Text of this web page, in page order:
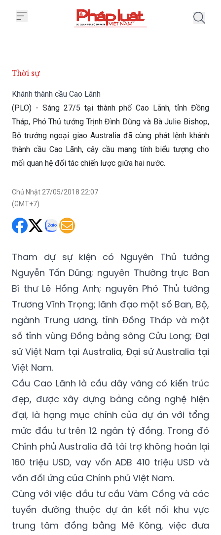
Thời sự
Khánh thành cầu Cao Lãnh
(PLO) - Sáng 27/5 tại thành phố Cao Lãnh, tỉnh Đồng
Tháp, Phó Thủ tướng Trịnh Đình Dũng và Bà Julie Bishop,
Bộ trưởng ngoại giao Australia đã cùng phát lệnh khánh
mối quan hệ đối tác chiến lược giữa hai nước.
Chủ Nhật 27/05/2018 22:07
Tham dự sự kiện có Nguyên Thủ tướng
Nguyễn Tấn Dũng; nguyên Thường trực Ban
Bí thư Lê Hồng Anh; nguyên Phó Thủ tướng
Trương Vĩnh Trọng; lãnh đạo một số Ban, Bộ,
ngành Trung ương, tỉnh Đồng Tháp và một
số tỉnh vùng Đồng bằng sông Cửu Long; Đại
sứ Việt Nam tại Australia, Đại sứ Australia tại
Việt Nam.
Cầu Cao Lãnh là cầu dây văng có kiến trúc
đẹp, được xây dựng bằng công nghệ hiện
đại, là hạng mục chính của dự án với tổng
mức đầu tư trên 12 ngàn tỷ đồng. Trong đó
Chính phủ Australia đã tài trợ không hoàn lại
160 triệu USD, vay vốn ADB 410 triệu USD và
vốn đối ứng của Chính phủ Việt Nam.
Cùng với việc đầu tư cầu Vàm Cống và các